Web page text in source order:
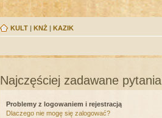
KULT | KNŻ | KAZIK
Najczęściej zadawane pytania
Problemy z logowaniem i rejestracją
Dlaczego nie mogę się zalogować?